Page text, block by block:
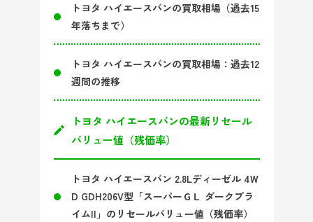
トヨタ ハイエースバンの買取相場（過去15
年落ちまで）
トヨタ ハイエースバンの買取相場：過去12
週間の推移
トヨタ ハイエースバンの最新リセール
バリュー値（残価率）
トヨタ ハイエースバン 2.8Lディーゼル 4W
D GDH206V型「スーパーＧＬ ダークプラ
イムII」のリセールバリュー値（残価率）